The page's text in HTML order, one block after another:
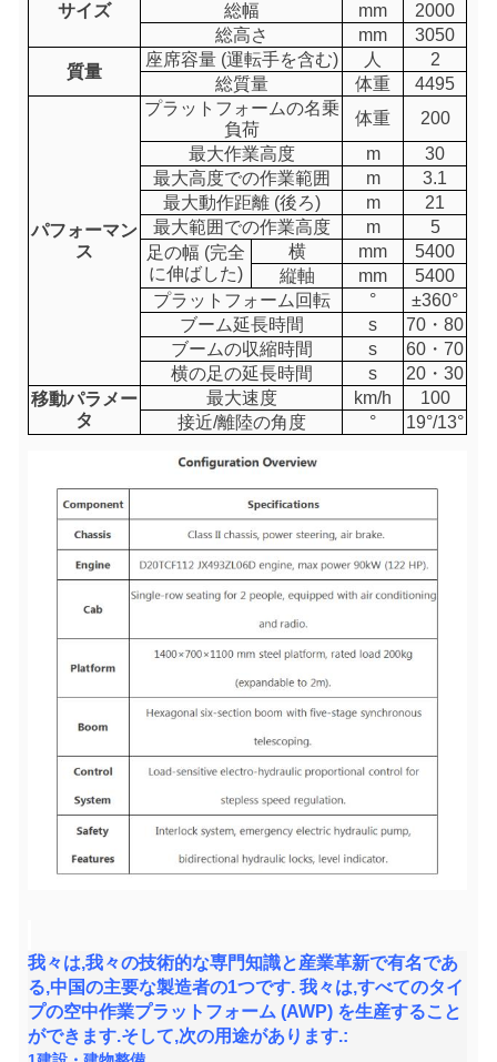
サイズ
総幅
mm
2000
総高さ
mm
3050
質量
座席容量 (運転手を含む) 人
2
総質量
体重 4495
パフォーマン
ス
プラットフォームの名乗
負荷
体重
200
最大作業高度
m
30
最大高度での作業範囲
m
3.1
最大動作距離 (後ろ)
m
21
最大範囲での作業高度
m
5
足の幅 (完全
に伸ばした)
横 mm
5400
縦軸
mm
5400
プラットフォーム回転
°
±360°
ブーム延長時間
s
70・80
ブームの収縮時間
s
60・70
横の足の延長時間
s
20・30
移動パラメー
タ
最大速度 km/h
100
接近/離陸の角度
° 19°/13°
我々は,我々の技術的な専門知識と産業革新で有名であ
る,中国の主要な製造者の1つです. 我々は,すべてのタイ
プの空中作業プラットフォーム (AWP) を生産すること
ができます.そして,次の用途があります.: